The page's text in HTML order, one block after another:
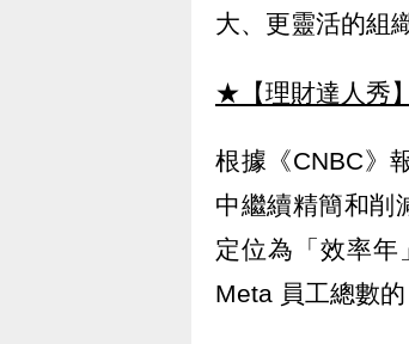
大、更靈活的組
★【理財達人秀
根據《CNBC》
中繼續精簡和削
定位為「效率
Meta 員工總數的